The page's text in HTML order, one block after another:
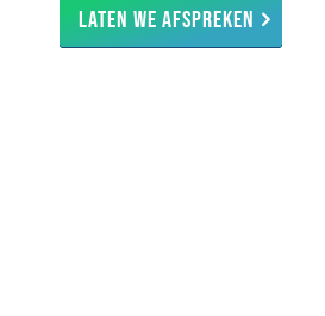
Laten we afspreken